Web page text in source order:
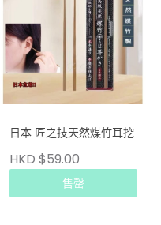
日本 匠之技天然煤竹耳挖
HKD $59.00
售罄